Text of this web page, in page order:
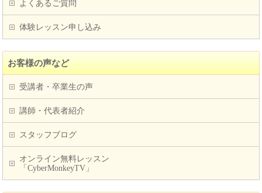
よくあるご質問
体験レッスン申し込み
お客様の声など
受講者・卒業生の声
講師・代表者紹介
スタッフブログ
オンライン無料レッスン
「CyberMonkeyTV」